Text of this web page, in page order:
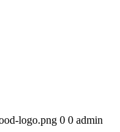
logo.png 0 0 admin